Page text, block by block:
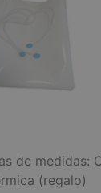
de medidas:
(regalo)